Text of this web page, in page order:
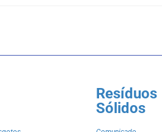
Resíduos
Sólidos